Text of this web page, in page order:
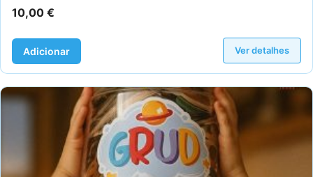
10,00 €
Adicionar Ver detalhes